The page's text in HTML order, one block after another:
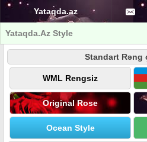
Yataqda.az
Yataqda.Az Style
Standart Rəng
WML Rengsiz
Original Rose
Ocean Style